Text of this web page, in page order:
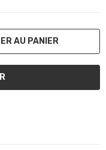
AU PANIER